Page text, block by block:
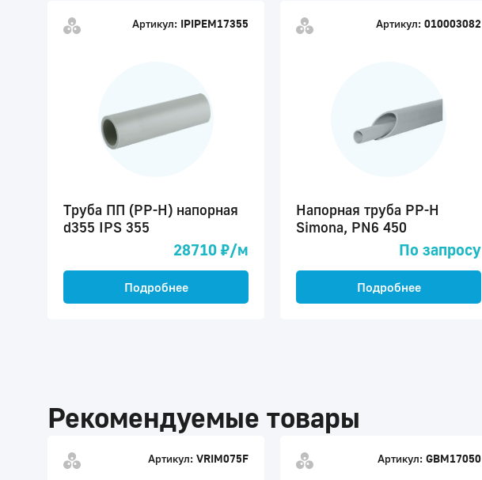
Артикул: IPIPEM17355
Труба ПП (PP-H) напорная
d355 IPS 355
28710 ₽/м
Подробнее
Артикул: 010003082
Напорная труба PP-H
Simona, PN6 450
По запросу
Подробнее
Рекомендуемые товары
Артикул: VRIM075F Артикул: GBM17050